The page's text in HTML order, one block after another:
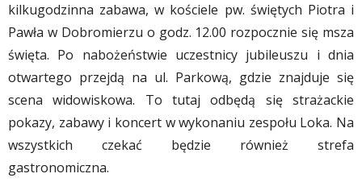
kilkugodzinna zabawa, w kościele pw. świętych Piotra i
Pawła w Dobromierzu o godz. 12.00 rozpocznie się msza
święta. Po nabożeństwie uczestnicy jubileuszu i dnia
otwartego przejdą na ul. Parkową, gdzie znajduje się
scena widowiskowa. To tutaj odbędą się strażackie
pokazy, zabawy i koncert w wykonaniu zespołu Loka. Na
wszystkich czekać będzie również strefa
gastronomiczna.